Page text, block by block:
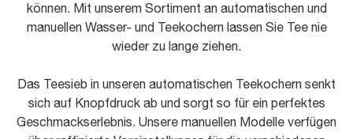
können. Mit unserem Sortiment an automatischen und
manuellen Wasser- und Teekochern lassen Sie Tee nie
wieder zu lange ziehen.
Das Teesieb in unseren automatischen Teekochern senkt
sich auf Knopfdruck ab und sorgt so für ein perfektes
Geschmackserlebnis. Unsere manuellen Modelle verfügen